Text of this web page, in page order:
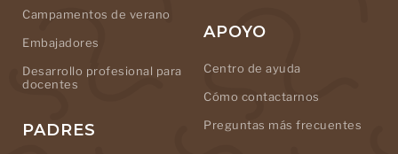
Campamentos de verano
Embajadores
Desarrollo profesional para
docentes
PADRES
APOYO
Centro de ayuda
Cómo contactarnos
Preguntas más frecuentes